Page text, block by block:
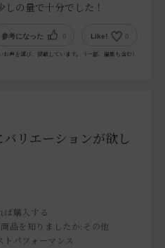
の量で十分でした！
参考になった 0 Like! 0
声を選び、掲載しています。（一部、編集も含む）
リエーションが欲し
ば購入する
品を知りましたか:その他
トパフォーマンス